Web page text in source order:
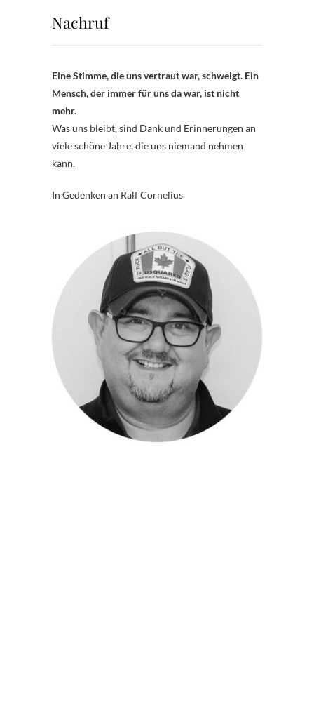
Nachruf
Eine Stimme, die uns vertraut war, schweigt. Ein
Mensch, der immer für uns da war, ist nicht
mehr.
Was uns bleibt, sind Dank und Erinnerungen an
viele schöne Jahre, die uns niemand nehmen
kann.
In Gedenken an Ralf Cornelius